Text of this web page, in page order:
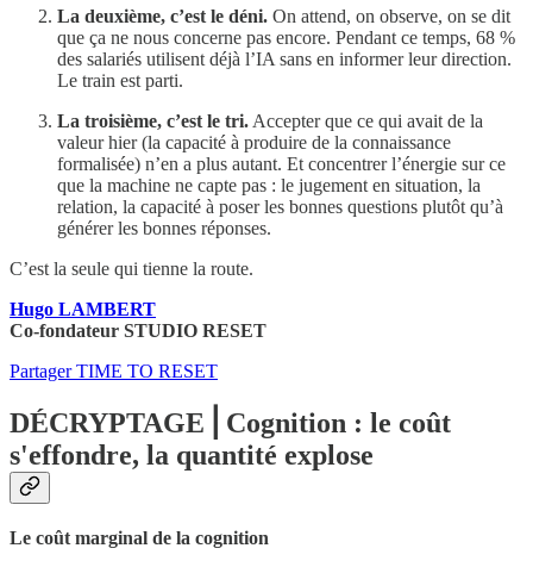
La deuxième, c’est le déni. On attend, on observe, on se dit
que ça ne nous concerne pas encore. Pendant ce temps, 68 %
des salariés utilisent déjà l’IA sans en informer leur direction.
Le train est parti.
La troisième, c’est le tri. Accepter que ce qui avait de la
valeur hier (la capacité à produire de la connaissance
formalisée) n’en a plus autant. Et concentrer l’énergie sur ce
que la machine ne capte pas : le jugement en situation, la
relation, la capacité à poser les bonnes questions plutôt qu’à
générer les bonnes réponses.
C’est la seule qui tienne la route.
Hugo LAMBERT
Co-fondateur STUDIO RESET
Partager TIME TO RESET
DÉCRYPTAGE⎟ Cognition : le coût
s'effondre, la quantité explose
Le coût marginal de la cognition